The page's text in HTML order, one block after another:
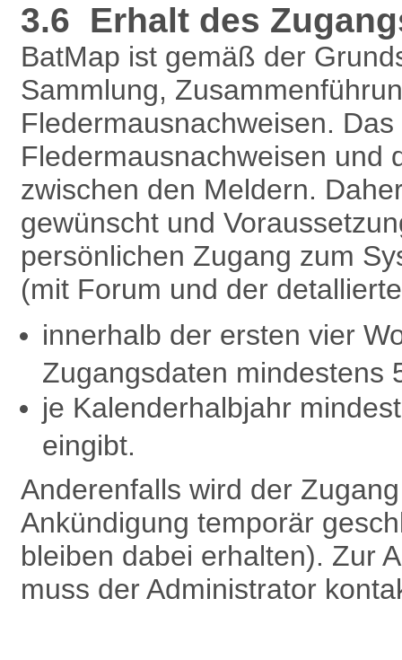
3.6 Erhalt des
BatMap ist gemäß der
Sammlung,
Fledermausnachweisen.
Fledermausnachweisen und
zwischen den Meldern.
gewünscht und
persönlichen Zugang zum
(mit Forum und der
innerhalb der ersten vier
Zugangsdaten mindestens
je Kalenderhalbjahr
eingibt.
Anderenfalls wird der
Ankündigung temporär
bleiben dabei erhalten). Zur
muss der Administrator